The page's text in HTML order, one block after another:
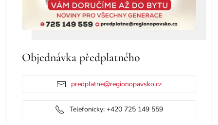
Objednávka předplatného
predplatne@regionopavsko.cz
Telefonicky: +420 725 149 559